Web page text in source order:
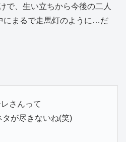
、生い立ちから今後の二人
まるで走馬灯のように…だ
レさんって
が尽きないね(笑)